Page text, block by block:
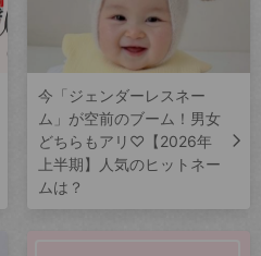
今「ジェンダーレスネー
ム」が空前のブーム！男女
どちらもアリ♡【2026年
上半期】人気のヒットネー
ムは？